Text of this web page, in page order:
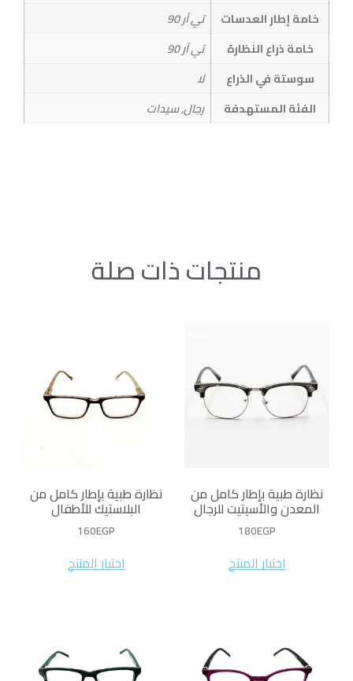
خامة إطار العدسات
تي آر 90
خامة ذراع النظارة
تي آر 90
سوستة في الذراع
لا
الفئة المستهدفة
رجال, سيدات
منتجات ذات صلة
نظارة طبية بإطار كامل من
المعدن والأسيتيت للرجال
180EGP
اختيار المنتج
نظارة طبية بإطار كامل من
البلاستيك للأطفال
160EGP
اختيار المنتج